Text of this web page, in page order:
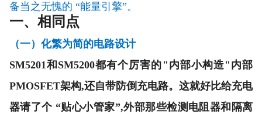
备当之无愧的 “能量引擎”。
一、 相同点
（一）化繁为简的电路设计
SM5201和SM5200都有个厉害的"内部小构造"内部
PMOSFET架构,还自带防倒充电路。这就好比给充电
器请了个 “贴心小管家”,外部那些检测电阻器和隔离